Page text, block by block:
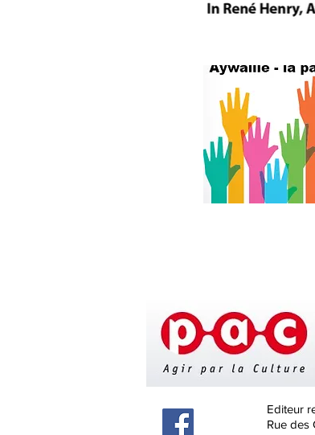
Editeur
Rue des